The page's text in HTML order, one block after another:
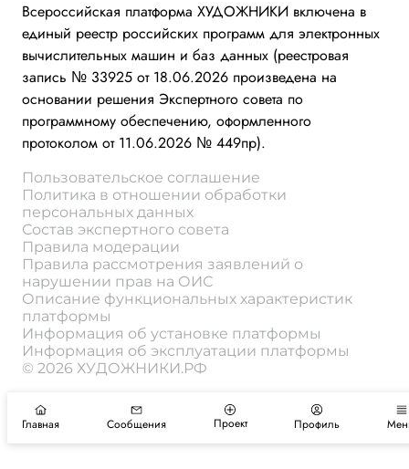
Всероссийская платформа ХУДОЖНИКИ включена в
единый реестр российских программ для электронных
вычислительных машин и баз данных (реестровая
запись № 33925 от 18.06.2026 произведена на
основании решения Экспертного совета по
программному обеспечению, оформленного
протоколом от 11.06.2026 № 449пр).
Пользовательское соглашение
Политика в отношении обработки
персональных данных
Состав экспертного совета
Правила модерации
Правила рассмотрения заявлений о
нарушении прав на ОИС
Описание функциональных характеристик
платформы
Информация об установке платформы
Информация об эксплуатации платформы
© 2026 ХУДОЖНИКИ.РФ
Главная Сообщения Проект Профиль